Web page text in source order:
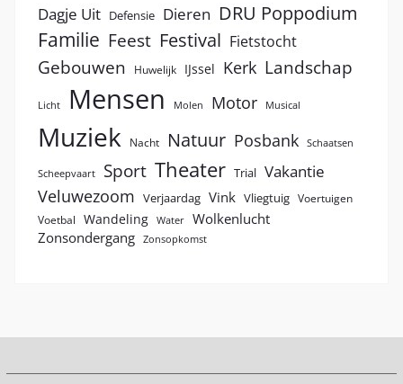
Dagje Uit Defensie Dieren DRU Poppodium
Familie Feest Festival Fietstocht
Gebouwen Huwelijk IJssel Kerk Landschap
Licht Mensen Molen Motor Musical
Muziek Nacht Natuur Posbank Schaatsen
Scheepvaart Sport Theater Trial Vakantie
Veluwezoom Verjaardag Vink Vliegtuig Voertuigen
Voetbal
Wandeling Water
Wolkenlucht
Zonsondergang
Zonsopkomst